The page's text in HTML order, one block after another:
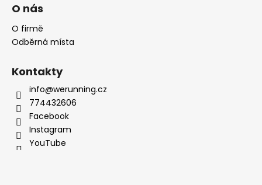
O nás
O firmě
Odběrná místa
Kontakty
info@werunning.cz
774432606
Facebook
Instagram
YouTube